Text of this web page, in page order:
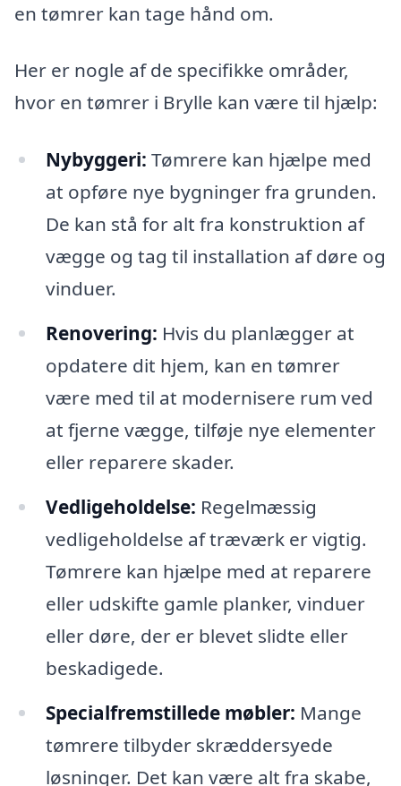
en tømrer kan tage hånd om.
Her er nogle af de specifikke områder,
hvor en tømrer i Brylle kan være til hjælp:
Nybyggeri: Tømrere kan hjælpe med
at opføre nye bygninger fra grunden.
De kan stå for alt fra konstruktion af
vægge og tag til installation af døre og
vinduer.
Renovering: Hvis du planlægger at
opdatere dit hjem, kan en tømrer
være med til at modernisere rum ved
at fjerne vægge, tilføje nye elementer
eller reparere skader.
Vedligeholdelse: Regelmæssig
vedligeholdelse af træværk er vigtig.
Tømrere kan hjælpe med at reparere
eller udskifte gamle planker, vinduer
eller døre, der er blevet slidte eller
beskadigede.
Specialfremstillede møbler: Mange
tømrere tilbyder skræddersyede
løsninger. Det kan være alt fra skabe,